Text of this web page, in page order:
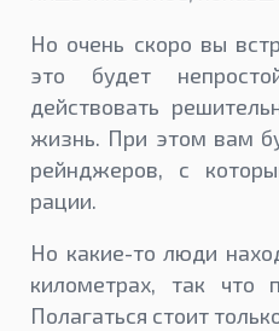
Но очень скоро вы
это будет
действовать
жизнь. При этом вам
рейнджеров, с
рации.
Но какие-то люди
километрах, так что
Полагаться стоит